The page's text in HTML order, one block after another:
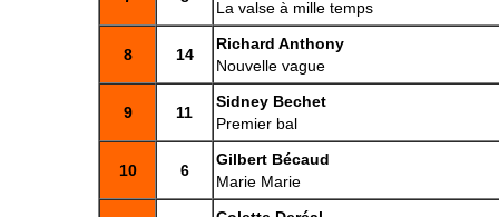
La valse à mille temps
8 14
Richard Anthony
Nouvelle vague
9 11
Sidney Bechet
Premier bal
10 6
Gilbert Bécaud
Marie Marie